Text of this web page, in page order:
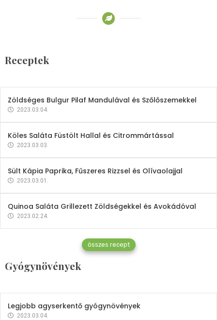
Receptek
2023.03.06.
Zöldséges Bulgur Pilaf Mandulával és Szőlőszemekkel
2023.03.04.
Köles Saláta Füstölt Hallal és Citrommártással
2023.03.03.
Sült Kápia Paprika, Fűszeres Rizzsel és Olívaolajjal
2023.03.01.
Quinoa Saláta Grillezett Zöldségekkel és Avokádóval
2023.02.24.
összes recept
Gyógynövények
Gyógynövények
Mindent a petrezselyemről
2023.12.21.
Legjobb agyserkentő gyógynövények
2023.03.04.